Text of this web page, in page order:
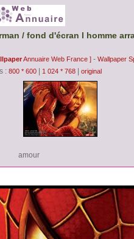
/ fond d'écran l homme
Annuaire Web France ] - Wallpaper
: 800 * 600 1 024 * 768 original
amour